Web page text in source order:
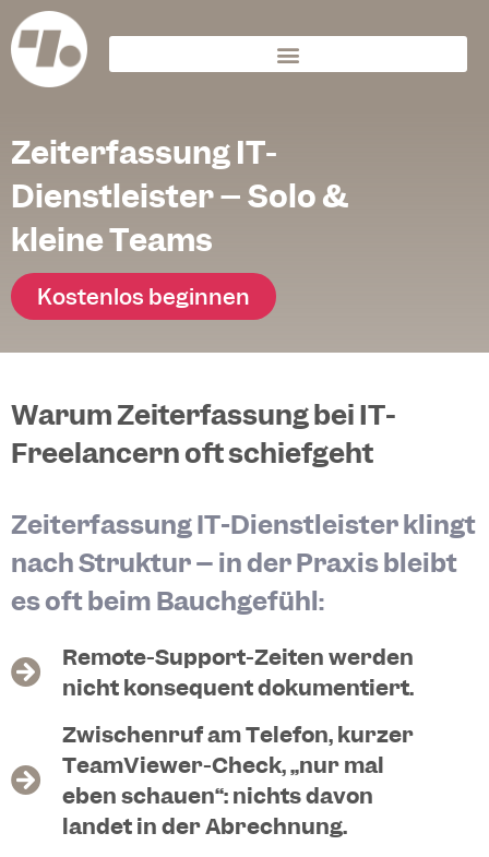
Zeiterfassung IT-
Dienstleister – Solo &
kleine Teams
Kostenlos beginnen
Warum Zeiterfassung bei IT-
Freelancern oft schiefgeht
Zeiterfassung IT-Dienstleister klingt
nach Struktur – in der Praxis bleibt
es oft beim Bauchgefühl:
Remote-Support-Zeiten werden
nicht konsequent dokumentiert.
Zwischenruf am Telefon, kurzer
TeamViewer-Check, „nur mal
eben schauen“: nichts davon
landet in der Abrechnung.